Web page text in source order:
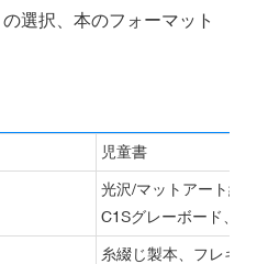
選択、本のフォーマット
児童書
光沢/マットアート紙
C1Sグレーボード、
糸綴じ製本、フレキ